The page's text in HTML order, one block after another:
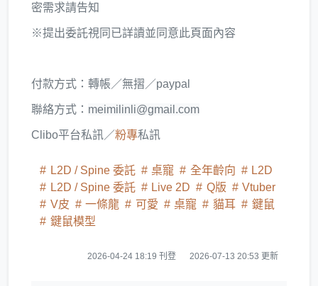
密需求請告知
※提出委託視同已詳讀並同意此頁面內容
付款方式：轉帳／無摺／paypal
聯絡方式： meimilinli@gmail.com
Clibo平台私訊／粉專私訊
L2D / Spine 委託 桌寵 全年齡向
L2D
L2D / Spine 委託
Live 2D Q版
Vtuber
V皮
一條龍 可愛 桌寵 貓耳
鍵鼠
鍵鼠模型
2026-04-24 18:19 刊登 2026-07-13 20:53 更新